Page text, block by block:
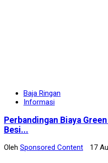
Baja Ringan
Informasi
Perbandingan Biaya
Besi...
Oleh Sponsored Content 17